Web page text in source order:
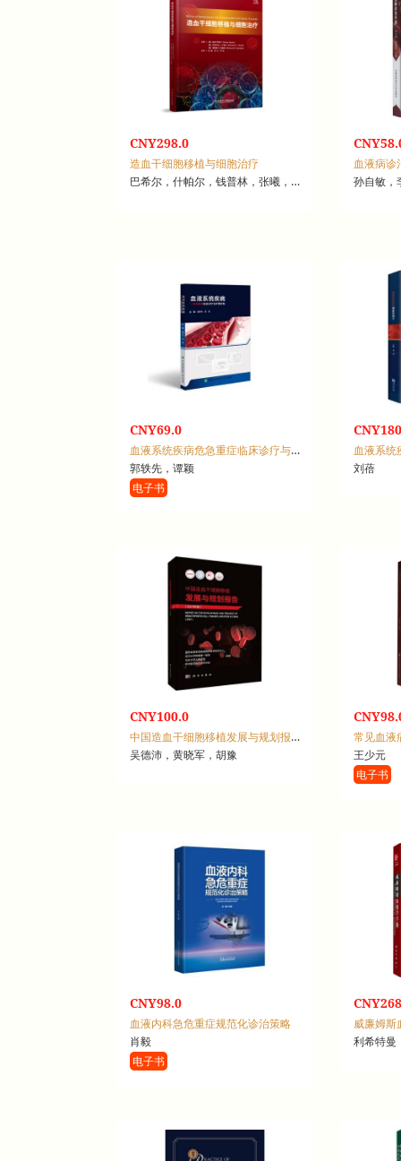
CNY298.0
造血干细胞移植与细胞治疗
巴希尔，什帕尔，钱普林，张曦，高力，罗依
血液病诊
孙自敏，
CNY69.0
血液系统疾病危急重症临床诊疗与护理实践
郭轶先，谭颖
电子书
血液系统
刘蓓
CNY100.0
中国造血干细胞移植发展与规划报告：2023年版
吴德沛，黄晓军，胡豫
常见血液
王少元
电子书
CNY98.0
血液内科急危重症规范化诊治策略
肖毅
电子书
威廉姆斯
利希特曼